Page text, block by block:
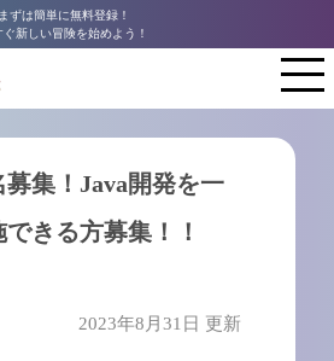
まずは簡単に無料登録！
ぐ新しい冒険を始めよう！
募集！Java開発を一
きる方募集！！
2023年8月31日 更新